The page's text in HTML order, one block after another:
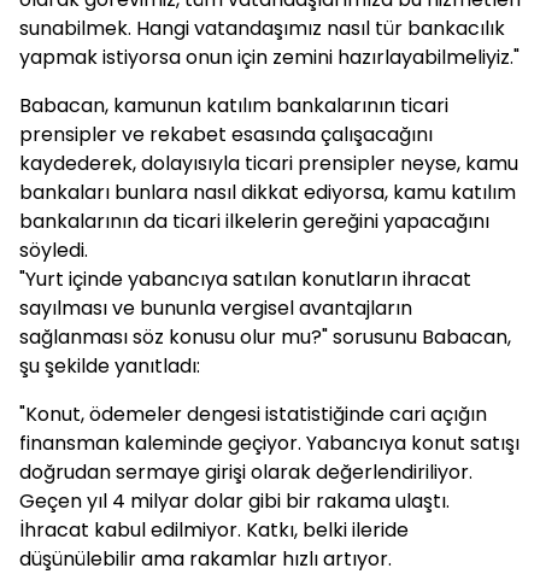
sunabilmek. Hangi vatandaşımız nasıl tür bankacılık
yapmak istiyorsa onun için zemini hazırlayabilmeliyiz."
Babacan, kamunun katılım bankalarının ticari
prensipler ve rekabet esasında çalışacağını
kaydederek, dolayısıyla ticari prensipler neyse, kamu
bankaları bunlara nasıl dikkat ediyorsa, kamu katılım
bankalarının da ticari ilkelerin gereğini yapacağını
söyledi.
"Yurt içinde yabancıya satılan konutların ihracat
sayılması ve bununla vergisel avantajların
sağlanması söz konusu olur mu?" sorusunu Babacan,
şu şekilde yanıtladı:
"Konut, ödemeler dengesi istatistiğinde cari açığın
finansman kaleminde geçiyor. Yabancıya konut satışı
doğrudan sermaye girişi olarak değerlendiriliyor.
Geçen yıl 4 milyar dolar gibi bir rakama ulaştı.
İhracat kabul edilmiyor. Katkı, belki ileride
düşünülebilir ama rakamlar hızlı artıyor.